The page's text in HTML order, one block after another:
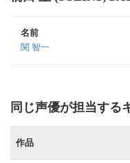
名前
関 智一
同じ声優が担当する
作品